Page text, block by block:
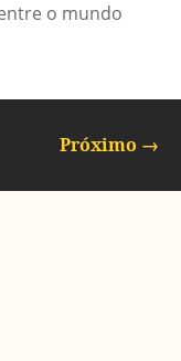
o mundo
Próximo →